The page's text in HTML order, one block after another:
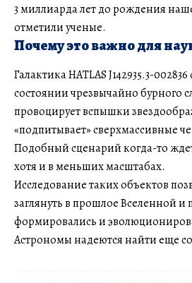
3 миллиарда лет до рождения
отметили ученые.
Почему это важно для
Галактика HATLAS J142935.3-
состоянии чрезвычайно бурного
провоцирует вспышки
«подпитывает» сверхмассивные
Подобный сценарий когда-то
хотя и в меньших масштабах.
Исследование таких объектов
заглянуть в прошлое Вселенной и
формировались и
Астрономы надеются найти еще